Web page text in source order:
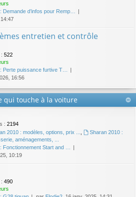
Demande d’infos pour Remp…
14:47
entretien et contrôle
: 522
Perte puissance furtive T…
16:56
qui touche à la voiture
: 2194
2010 : modèles, options, prix ...
Sharan 2010 :
aménagements, ...
Fonctionnement Start and …
10:19
: 490